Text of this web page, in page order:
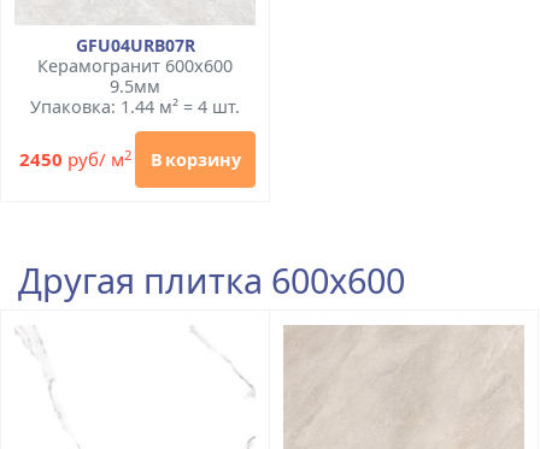
GFU04URB07R
Керамогранит 600x600
9.5мм
Упаковка: 1.44 м² = 4 шт.
2450 руб/ м2 В корзину
Другая плитка 600x600